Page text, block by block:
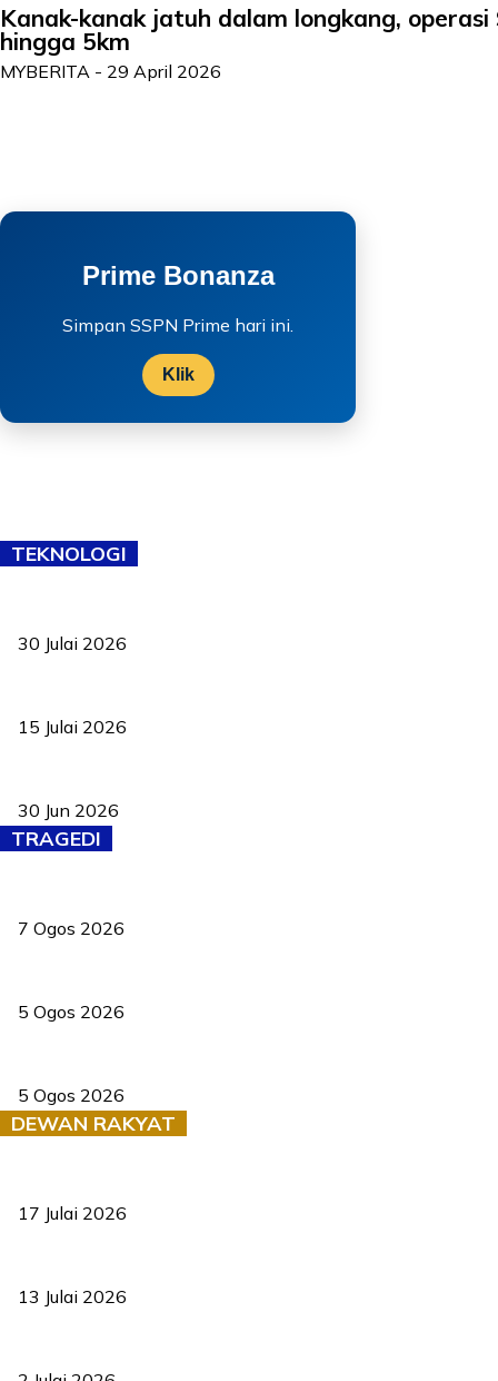
Kanak-kanak jatuh dalam longkang, operasi
hingga 5km
MYBERITA - 29 April 2026
Prime Bonanza
Simpan SSPN Prime hari ini.
Klik
TEKNOLOGI
30 Julai 2026
15 Julai 2026
30 Jun 2026
TRAGEDI
7 Ogos 2026
5 Ogos 2026
5 Ogos 2026
DEWAN RAKYAT
17 Julai 2026
13 Julai 2026